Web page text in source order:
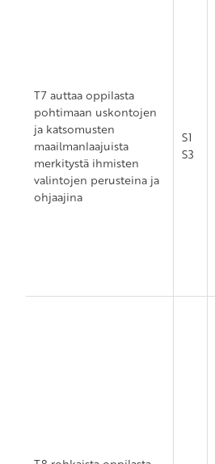
T7 auttaa oppilasta
pohtimaan uskontojen
ja katsomusten
maailmanlaajuista
merkitystä ihmisten
valintojen perusteina ja
ohjaajina
S1
S3